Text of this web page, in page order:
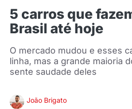
5 carros que
Brasil até hoje
O mercado mudou e esses
linha, mas a grande maioria
sente saudade deles
João Brigato